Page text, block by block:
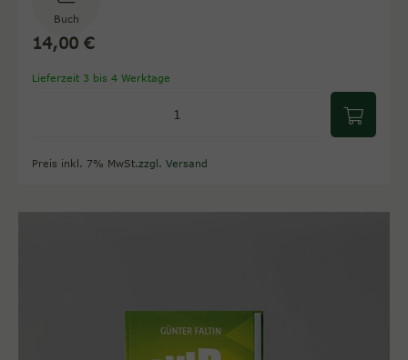
Buch
14,00 €
Lieferzeit 3 bis 4 Werktage
Preis inkl. 7% MwSt.zzgl. Versand